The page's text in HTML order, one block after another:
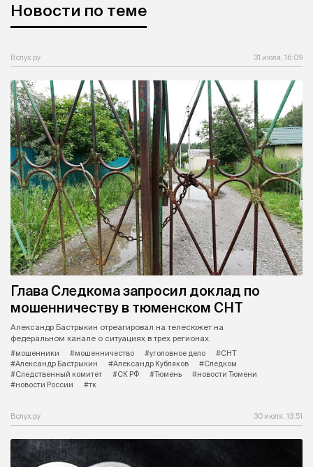
Новости по теме
Вслух.ру 31 июля, 16:09
Глава Следкома запросил доклад по
мошенничеству в тюменском СНТ
Александр Бастрыкин отреагировал на телесюжет на
федеральном канале о ситуациях в трех регионах.
#мошенники
#мошенничество #уголовное дело
#СНТ
#Александр Бастрыкин
#Александр Кубляков
#Следком
#Следственный комитет
#СК РФ #Тюмень
#новости Тюмени
#новости России
#тк
Вслух.ру 30 июля, 13:51